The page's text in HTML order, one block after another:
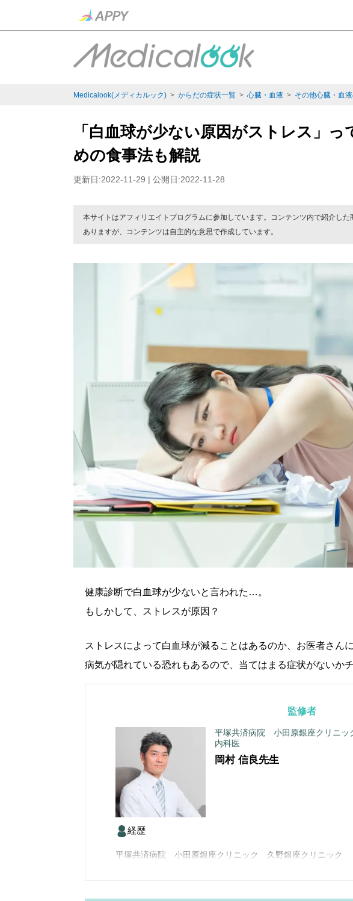
Medicalook(メディカルック) > からだの症状一覧 > 心臓・血液 > その他心臓・血
「白血球が少ない原因がストレス」
めの食事法も解説
更新日:2022-11-29 | 公開日:2022-11-28
本サイトはアフィリエイトプログラムに参加しています。コンテンツ内で紹介し
ありますが、コンテンツは自主的な意思で作成しています。
健康診断で白血球が少ないと言われた…。
もしかして、ストレスが原因？
ストレスによって白血球が減ることはあるのか、お医者さん
病気が隠れている恐れもあるので、当てはまる症状がないか
監修者
平塚共済病院 小田原銀座クリニ
内科医
岡村 信良先生
経歴
平塚共済病院 小田原銀座クリニック 久野銀座クリニック